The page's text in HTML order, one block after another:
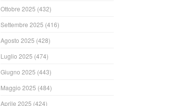
Ottobre 2025 (432)
Settembre 2025 (416)
Agosto 2025 (428)
Luglio 2025 (474)
Giugno 2025 (443)
Maggio 2025 (484)
Aprile 2025 (424)